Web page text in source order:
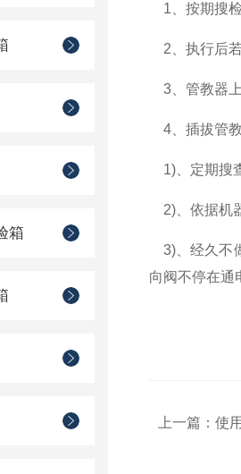
箱
1、按期搜
2、执行后
3、管教器
4、插拔管
1)、定期搜
2)、依据机
3)、经久不
向阀不停在通
上一篇： 使